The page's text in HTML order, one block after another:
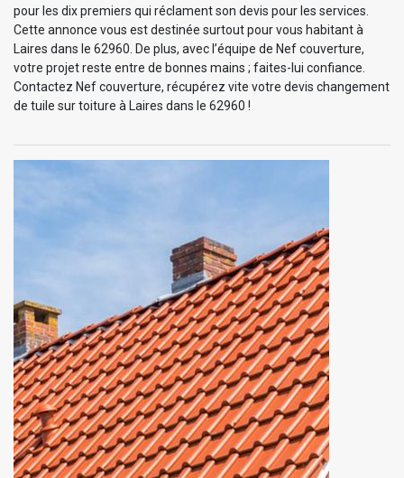
pour les dix premiers qui réclament son devis pour les services.
Cette annonce vous est destinée surtout pour vous habitant à
Laires dans le 62960. De plus, avec l’équipe de Nef couverture,
votre projet reste entre de bonnes mains ; faites-lui confiance.
Contactez Nef couverture, récupérez vite votre devis changement
de tuile sur toiture à Laires dans le 62960 !